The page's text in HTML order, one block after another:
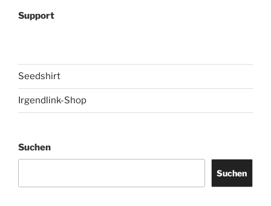
Support
Seedshirt
Irgendlink-Shop
Suchen
Suchen